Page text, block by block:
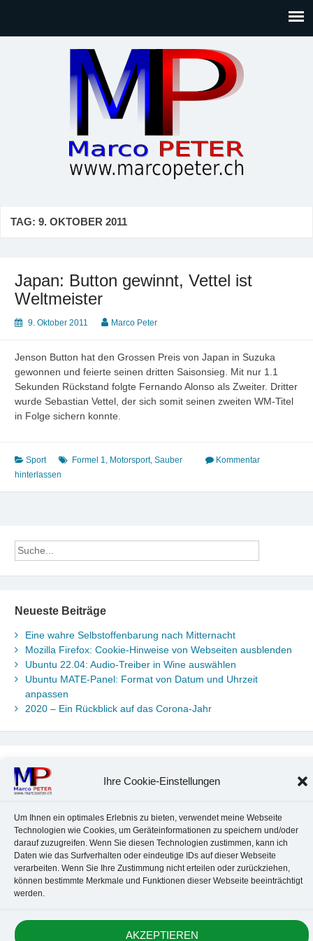
Ihre Cookie-Einstellungen
Um Ihnen ein optimales Erlebnis zu bieten, verwendet meine Webseite
Technologien wie Cookies, um Geräteinformationen zu speichern und/oder
darauf zuzugreifen. Wenn Sie diesen Technologien zustimmen, kann ich
Daten wie das Surfverhalten oder eindeutige IDs auf dieser Webseite
verarbeiten. Wenn Sie Ihre Zustimmung nicht erteilen oder zurückziehen,
können bestimmte Merkmale und Funktionen dieser Webseite beeinträchtigt
werden.
AKZEPTIEREN
Gesellschaft, Musik, Photographie, Sport und Technik (IT)
TAG: 9. OKTOBER 2011
Japan: Button gewinnt, Vettel ist
Weltmeister
9. Oktober 2011 Marco Peter
Jenson Button hat den Grossen Preis von Japan in Suzuka
gewonnen und feierte seinen dritten Saisonsieg. Mit nur 1.1
Sekunden Rückstand folgte Fernando Alonso als Zweiter. Dritter
wurde Sebastian Vettel, der sich somit seinen zweiten WM-Titel
in Folge sichern konnte.
Sport Formel 1, Motorsport, Sauber
Kommentar
hinterlassen
Neueste Beiträge
Eine wahre Selbstoffenbarung nach Mitternacht
Mozilla Firefox: Cookie-Hinweise von Webseiten ausblenden
Ubuntu 22.04: Audio-Treiber in Wine auswählen
Ubuntu MATE-Panel: Format von Datum und Uhrzeit
anpassen
2020 – Ein Rückblick auf das Corona-Jahr
Neueste Kommentare
Chr. Kotte
Ubuntu 22.04: Audio-Treiber in Wine auswählen
Uhrzeit anpassen
JohanneszuUbuntu MATE-Panel: Format von Datum und
Uhrzeit anpassen
Brummel HerbolzheimzuMusik-Portrait Nr. 1: Les Assoiffés
aus Mittelbergheim
Marco Peter